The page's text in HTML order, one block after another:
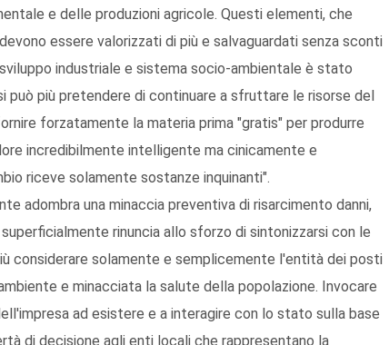
e delle produzioni agricole. Questi elementi, che
essere valorizzati di più e salvaguardati senza sconti
industriale e sistema socio-ambientale è stato
più pretendere di continuare a sfruttare le risorse del
forzatamente la materia prima "gratis" per produrre
incredibilmente intelligente ma cinicamente e
riceve solamente sostanze inquinanti".
adombra una minaccia preventiva di risarcimento danni,
rinuncia allo sforzo di sintonizzarsi con le
considerare solamente e semplicemente l'entità dei posti
e minacciata la salute della popolazione. Invocare
ad esistere e a interagire con lo stato sulla base
di decisione agli enti locali che rappresentano la